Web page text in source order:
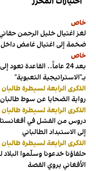
خاص
لغز اغتيال خليل الرحمن
ضخمة إلى اغتيال غامض
خاص
بعد 24 عاماً.. القاعدة تعود
بـ"الاستراتيجية التعبوية"
الذكرى الرابعة لسيطرة
رواية الضحايا عن سوط طالبان
الذكرى الرابعة لسيطرة
دروس من الفشل في
إلى الاستبداد الطالباني
الذكرى الرابعة لسيطرة
حلفاؤنا خدعونا وسلّموا
الأفغاني يروي القصة